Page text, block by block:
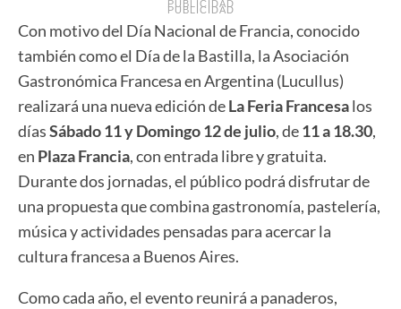
PUBLICIDAD
PUBLICIDAD
Con motivo del Día Nacional de Francia, conocido
también como el Día de la Bastilla, la Asociación
Gastronómica Francesa en Argentina (Lucullus)
realizará una nueva edición deLa Feria Francesalos
díasSábado 11 y Domingo 12 de julio, de11 a 18.30,
en Plaza Francia, con entrada libre y gratuita.
Durante dos jornadas, el público podrá disfrutar de
una propuesta que combina gastronomía, pastelería,
música y actividades pensadas para acercar la
cultura francesa a Buenos Aires.
Como cada año, el evento reunirá a panaderos,